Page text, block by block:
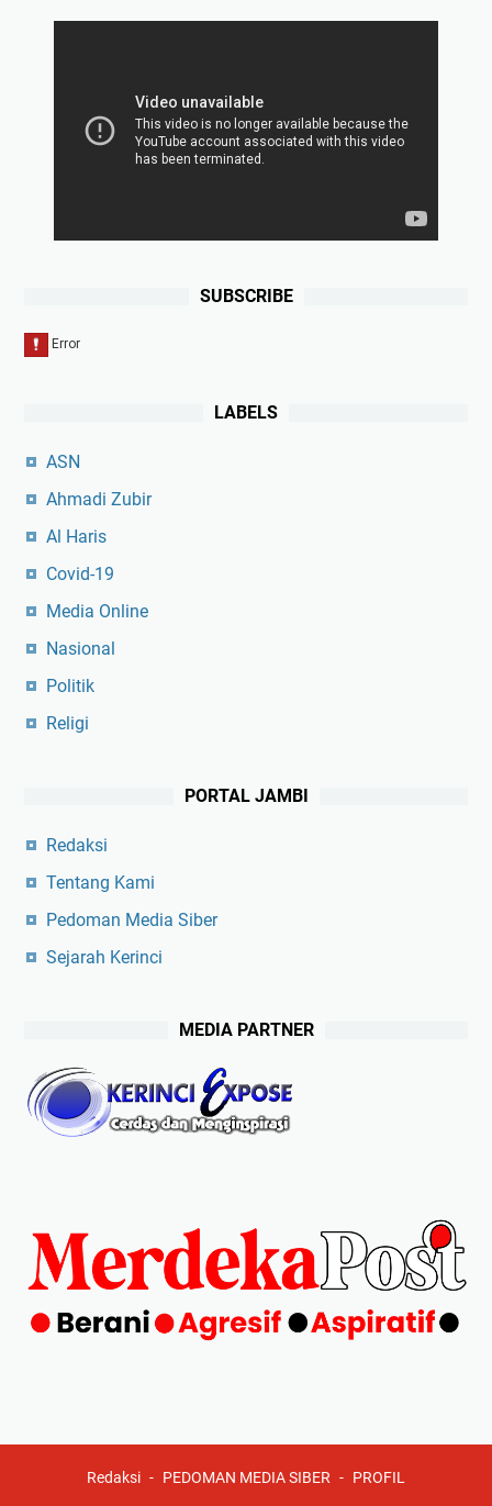
SUBSCRIBE
LABELS
ASN
Ahmadi Zubir
Al Haris
Covid-19
Media Online
Nasional
Politik
Religi
PORTAL JAMBI
Redaksi
Tentang Kami
Pedoman Media Siber
Sejarah Kerinci
MEDIA PARTNER
Redaksi PEDOMAN MEDIA SIBER PROFIL